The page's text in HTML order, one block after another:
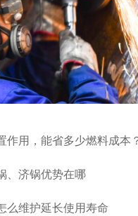
作用，能省多少燃料成本
、济锅优势在哪
么维护延长使用寿命